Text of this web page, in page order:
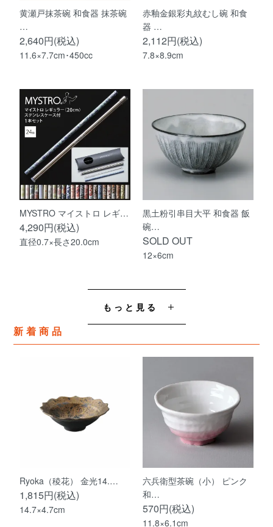
黄瀬戸抹茶碗 和食器 抹茶碗
…
2,640円(税込)
11.6×7.7cm･450cc
赤釉金銀彩丸紋むし碗 和食
器 …
2,112円(税込)
7.8×8.9cm
MYSTRO マイストロ レギ…
4,290円(税込)
直径0.7×長さ20.0cm
黒土粉引串目大平 和食器 飯
碗…
SOLD OUT
12×6cm
もっと見る
新着商品
Ryoka（稜花） 金光14.…
1,815円(税込)
14.7×4.7cm
六兵衛型茶碗（小） ピンク
和…
570円(税込)
11.8×6.1cm